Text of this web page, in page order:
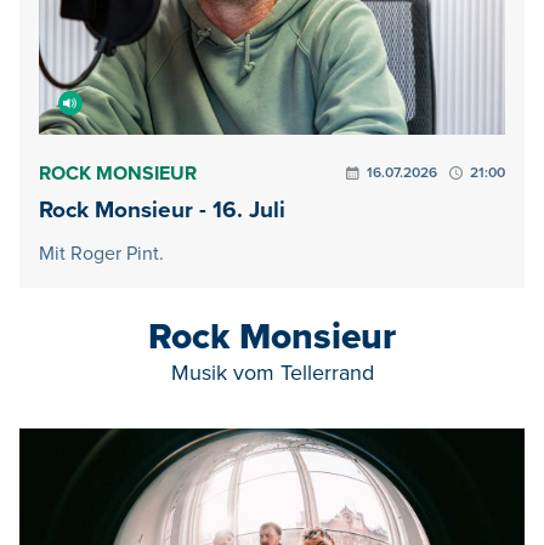
ROCK MONSIEUR 16.07.2026 21:00
Rock Monsieur - 16. Juli
Mit Roger Pint.
Rock Monsieur
Musik vom Tellerrand